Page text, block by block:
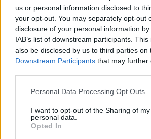
us or personal information disclosed to
your opt-out. You may separately opt-out
disclosure of your personal information
IAB’s list of downstream participants.
also be disclosed by us to third parties on
Downstream Participants that may further
Personal Data Processing Opt Outs
I want to opt-out of the Sharing of my
personal data.
Opted In
βελτιώσουν τον κόσμο γύρω τους.
Ο Θοδωρής Σπηλιώτης
έργο του να φανεί χρήσιμος στην
«Χρειάζεται να χαθείς για να
γράφει ως μότο στο πρώτο βιβλίο